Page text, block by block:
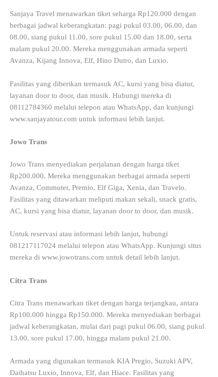
Sanjaya Travel menawarkan tiket seharga Rp120.000 dengan
berbagai jadwal keberangkatan: pagi pukul 03.00, 06.00, dan
08.00, siang pukul 11.00, sore pukul 15.00 dan 18.00, serta
malam pukul 20.00. Mereka menggunakan armada seperti
Avanza, Kijang Innova, Elf, Hino Dutro, dan Luxio.
Fasilitas yang diberikan termasuk AC, kursi yang bisa diatur,
layanan door to door, dan musik. Hubungi mereka di
08112784360 melalui telepon atau WhatsApp, dan kunjungi
www.sanjayatour.com untuk informasi lebih lanjut.
Jowo Trans
Jowo Trans menyediakan perjalanan dengan harga tiket
Rp200.000. Mereka menggunakan berbagai armada seperti
Avanza, Commuter, Premio, Elf Giga, Xenia, dan Travelo.
Fasilitas yang ditawarkan meliputi makan sekali, snack gratis,
AC, kursi yang bisa diatur, layanan door to door, dan musik.
Untuk reservasi atau informasi lebih lanjut, hubungi
081217117024 melalui telepon atau WhatsApp. Kunjungi situs
mereka di www.jowotrans.com untuk detail lebih lanjut.
Citra Trans
Citra Trans menawarkan tiket dengan harga terjangkau, antara
Rp100.000 hingga Rp150.000. Mereka menyediakan berbagai
jadwal keberangkatan, mulai dari pagi pukul 06.00, siang pukul
13.00, sore pukul 17.00, hingga malam pukul 21.00.
Armada yang digunakan termasuk KIA Pregio, Suzuki APV,
Daihatsu Luxio, Innova, Elf, dan Hiace. Fasilitas yang